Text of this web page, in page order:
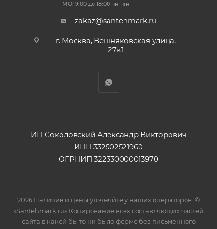
МО: 9:00 до 18:00 пн-птн
zakaz@santehmark.ru
г. Москва, Вешняковская улица,
27к1
ИП Соколовский Александр Викторович
ИНН 332502521960
ОГРНИП 322330000013970
2026 Наличие и цены уточняйте у наших операторов. ©
«Santehmark.ru» Копирование всех составляющих частей
сайта в какой бы то ни было форме без письменного